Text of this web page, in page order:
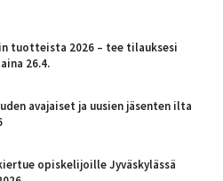
tuotteista 2026 – tee tilauksesi
26.4.
avajaiset ja uusien jäsenten ilta
opiskelijoille Jyväskylässä